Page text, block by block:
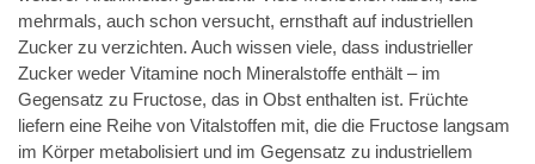
mehrmals, auch schon versucht, ernsthaft auf industriellen
Zucker zu verzichten. Auch wissen viele, dass industrieller
Zucker weder Vitamine noch Mineralstoffe enthält – im
Gegensatz zu Fructose, das in Obst enthalten ist. Früchte
liefern eine Reihe von Vitalstoffen mit, die die Fructose langsam
im Körper metabolisiert und im Gegensatz zu industriellem